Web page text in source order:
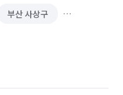
부산 사상구